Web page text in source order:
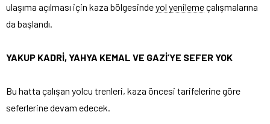
ulaşıma açılması için kaza bölgesindeyol yenilemeçalışmalarına
da başlandı.
YAKUP KADRİ, YAHYA KEMAL VE GAZİ’YE SEFER YOK
Bu hatta çalışan yolcu trenleri, kaza öncesi tarifelerine göre
seferlerine devam edecek.